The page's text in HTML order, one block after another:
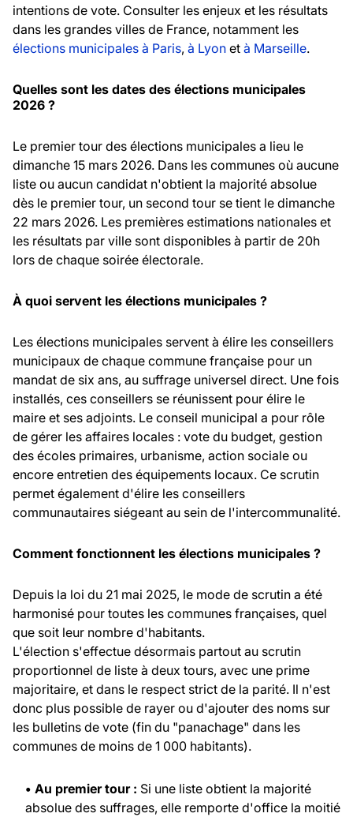
intentions de vote. Consulter les enjeux et les résultats
dans les grandes villes de France, notamment les
élections municipales à Paris, à Lyon et à Marseille.
Quelles sont les dates des élections municipales
2026 ?
Le premier tour des élections municipales a lieu le
dimanche 15 mars 2026. Dans les communes où aucune
liste ou aucun candidat n'obtient la majorité absolue
dès le premier tour, un second tour se tient le dimanche
22 mars 2026. Les premières estimations nationales et
les résultats par ville sont disponibles à partir de 20h
lors de chaque soirée électorale.
À quoi servent les élections municipales ?
Les élections municipales servent à élire les conseillers
municipaux de chaque commune française pour un
mandat de six ans, au suffrage universel direct. Une fois
installés, ces conseillers se réunissent pour élire le
maire et ses adjoints. Le conseil municipal a pour rôle
de gérer les affaires locales : vote du budget, gestion
des écoles primaires, urbanisme, action sociale ou
encore entretien des équipements locaux. Ce scrutin
permet également d'élire les conseillers
communautaires siégeant au sein de l'intercommunalité.
Comment fonctionnent les élections municipales ?
Depuis la loi du 21 mai 2025, le mode de scrutin a été
harmonisé pour toutes les communes françaises, quel
que soit leur nombre d'habitants.
L'élection s'effectue désormais partout au scrutin
proportionnel de liste à deux tours, avec une prime
majoritaire, et dans le respect strict de la parité. Il n'est
donc plus possible de rayer ou d'ajouter des noms sur
les bulletins de vote (fin du "panachage" dans les
communes de moins de 1 000 habitants).
• Au premier tour : Si une liste obtient la majorité
absolue des suffrages, elle remporte d'office la moitié